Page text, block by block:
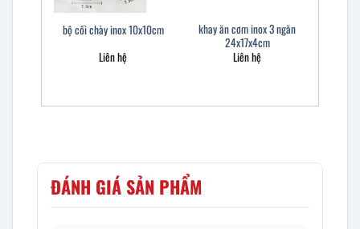
bộ cối chày inox 10x10cm
Liên hệ
khay ăn cơm inox 3 ngăn
24x17x4cm
Liên hệ
ĐÁNH GIÁ SẢN PHẨM